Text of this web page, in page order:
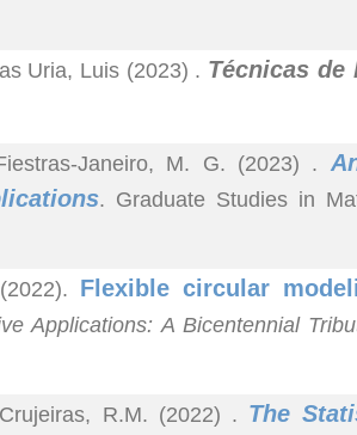
Uria, Luis (2023) . Técnicas de
Janeiro, M. G. (2023) .
. Graduate Studies in
Flexible circular
Applications: A Bicentennial
R.M. (2022) . The